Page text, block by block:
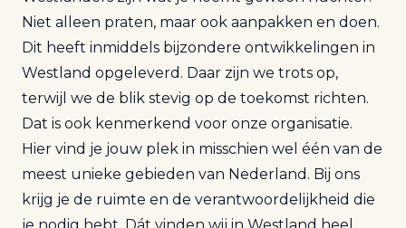
Niet alleen praten, maar ook aanpakken en doen.
Dit heeft inmiddels bijzondere ontwikkelingen in
Westland opgeleverd. Daar zijn we trots op,
terwijl we de blik stevig op de toekomst richten.
Dat is ook kenmerkend voor onze organisatie.
Hier vind je jouw plek in misschien wel één van de
meest unieke gebieden van Nederland. Bij ons
krijg je de ruimte en de verantwoordelijkheid die